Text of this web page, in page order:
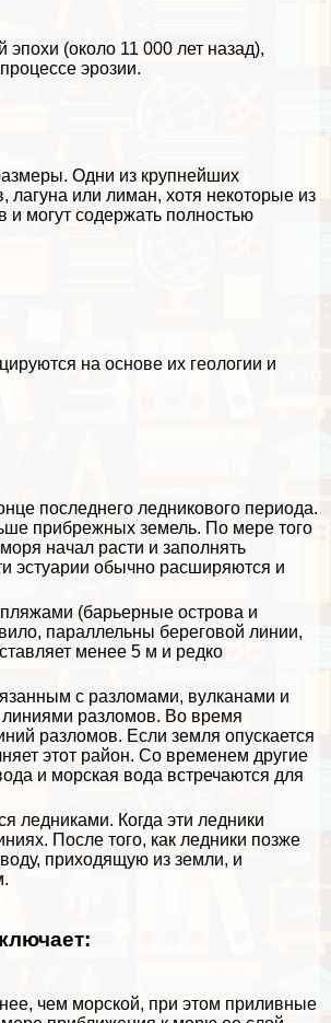
эпохи (около 11 000 лет назад),
эрозии.
Одни из крупнейших
, лагуна или лиман, хотя некоторые из
и могут содержать полностью
на основе их геологии и
последнего ледникового периода.
прибрежных земель. По мере того
начал расти и заполнять
эстуарии обычно расширяются и
(барьерные острова и
параллельны береговой линии,
менее 5 м и редко
с разломами, вулканами и
разломов. Во время
разломов. Если земля опускается
этот район. Со временем другие
и морская вода встречаются для
ледниками. Когда эти ледники
После того, как ледники позже
приходящую из земли, и
чем морской, при этом приливные